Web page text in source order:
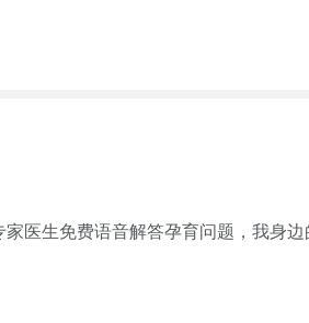
医生免费语音解答孕育问题，我身